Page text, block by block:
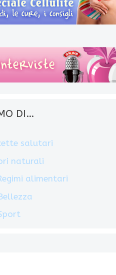
DI…
salutari
naturali
alimentari